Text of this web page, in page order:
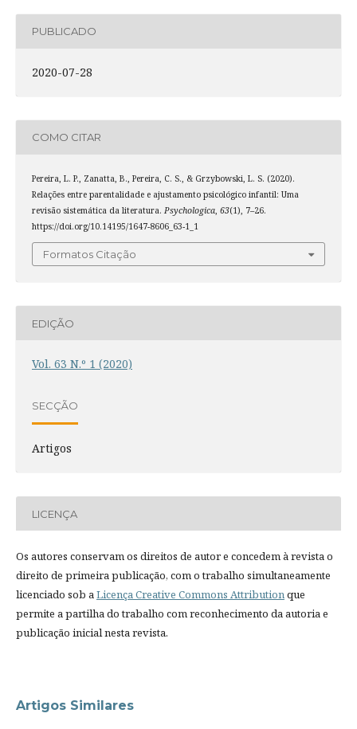
PUBLICADO
2020-07-28
COMO CITAR
Pereira, L. P., Zanatta, B., Pereira, C. S., & Grzybowski, L. S. (2020).
Relações entre parentalidade e ajustamento psicológico infantil: Uma
revisão sistemática da literatura. Psychologica, 63(1), 7–26.
https://doi.org/10.14195/1647-8606_63-1_1
Formatos Citação
EDIÇÃO
Vol. 63 N.º 1 (2020)
SECÇÃO
Artigos
LICENÇA
Os autores conservam os direitos de autor e concedem à revista o
direito de primeira publicação, com o trabalho simultaneamente
licenciado sob aLicença Creative Commons Attributionque
permite a partilha do trabalho com reconhecimento da autoria e
publicação inicial nesta revista.
Artigos Similares